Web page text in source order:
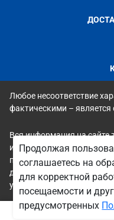
Любое несоответствие
фактическими – является
Вся информация на сайте
исключительно
при каких условиях не
дополнительную
указанным на сайте.
Продолжая
соглашаетесь на
для корректной
посещаемости и
предусмотренных